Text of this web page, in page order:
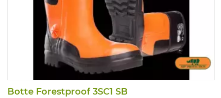
Botte Forestproof 3SC1 SB